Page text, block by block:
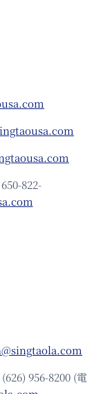
822-
(626) 956-8200 (電